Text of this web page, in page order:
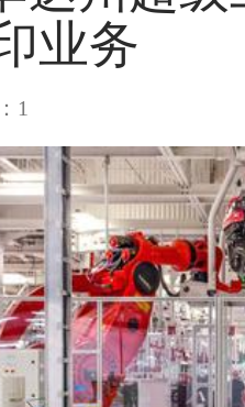
业务
1